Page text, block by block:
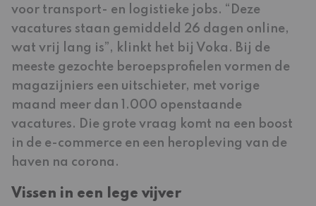
voor transport- en logistieke jobs. “Deze
vacatures staan gemiddeld 26 dagen online,
wat vrij lang is”, klinkt het bij Voka. Bij de
meeste gezochte beroepsprofielen vormen de
magazijniers een uitschieter, met vorige
maand meer dan 1.000 openstaande
vacatures. Die grote vraag komt na een boost
in de e-commerce en een heropleving van de
haven na corona.
Vissen in een lege vijver